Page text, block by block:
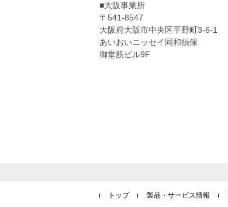
■大阪事業所
〒541-8547
大阪府大阪市中央区平野町3-6-1
あいおいニッセイ同和損保
御堂筋ビル9F
トップ 製品・サービス情報